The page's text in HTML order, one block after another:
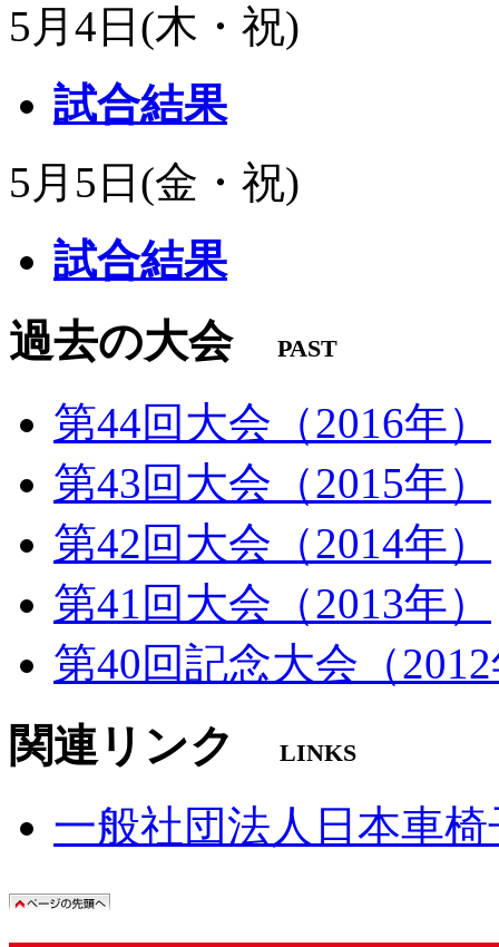
5月4日(木・祝)
試合結果
5月5日(金・祝)
試合結果
過去の大会 PAST
第44回大会（2016年）
第43回大会（2015年）
第42回大会（2014年）
第41回大会（2013年）
第40回記念大会（
関連リンク LINKS
一般社団法人日本車